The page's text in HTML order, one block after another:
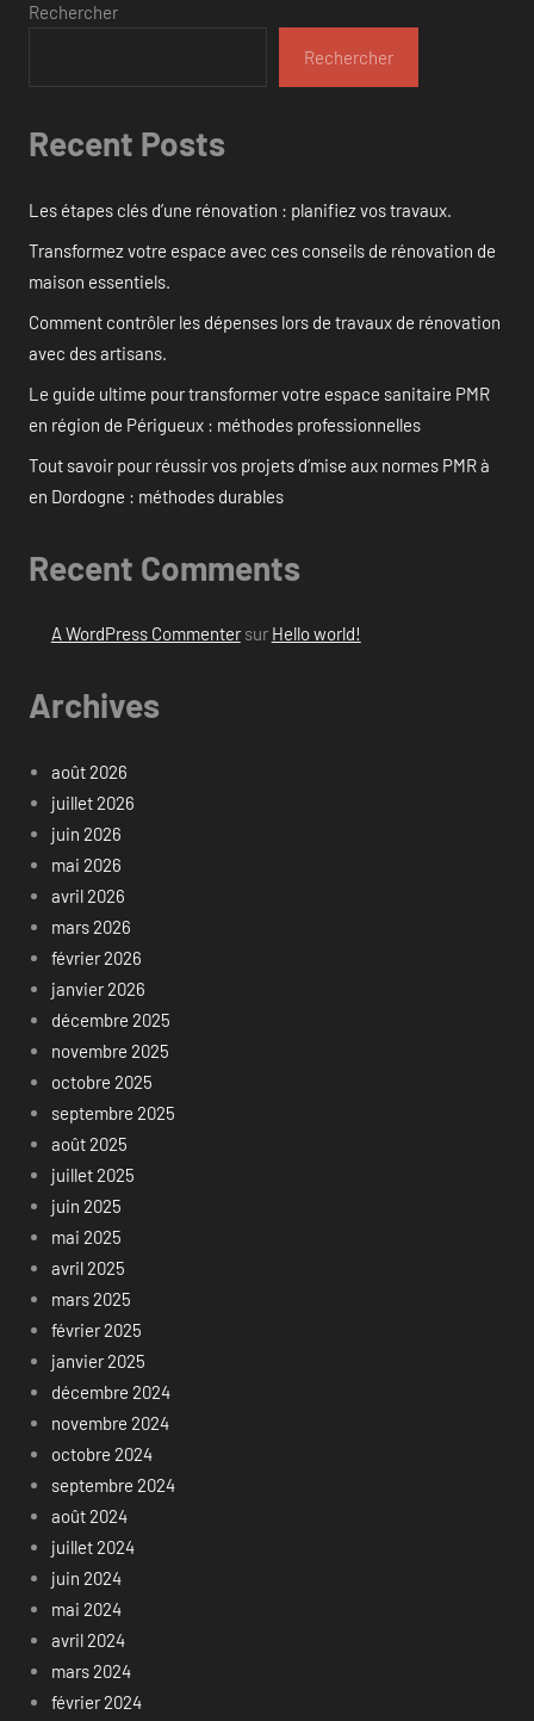
Rechercher
Rechercher
Recent Posts
Les étapes clés d’une rénovation : planifiez vos travaux.
Transformez votre espace avec ces conseils de rénovation de
maison essentiels.
Comment contrôler les dépenses lors de travaux de rénovation
avec des artisans.
Le guide ultime pour transformer votre espace sanitaire PMR
en région de Périgueux : méthodes professionnelles
Tout savoir pour réussir vos projets d’mise aux normes PMR à
en Dordogne : méthodes durables
Recent Comments
A WordPress Commentersur Hello world!
Archives
août 2026
juillet 2026
juin 2026
mai 2026
avril 2026
mars 2026
février 2026
janvier 2026
décembre 2025
novembre 2025
octobre 2025
septembre 2025
août 2025
juillet 2025
juin 2025
mai 2025
avril 2025
mars 2025
février 2025
janvier 2025
décembre 2024
novembre 2024
octobre 2024
septembre 2024
août 2024
juillet 2024
juin 2024
mai 2024
avril 2024
mars 2024
février 2024